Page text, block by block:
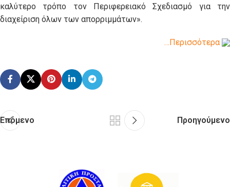
καλύτερο τρόπο τον Περιφερειακό Σχεδιασμό για την
διαχείριση όλων των απορριμμάτων».
…Περισσότερα
Επόμενο Προηγούμενο